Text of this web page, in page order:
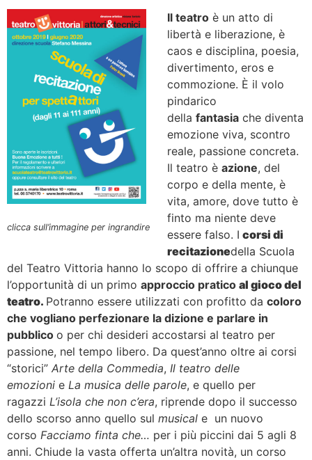
clicca sull’immagine per ingrandire
Il teatro è un atto di
libertà e liberazione, è
caos e disciplina, poesia,
divertimento, eros e
commozione. È il volo
pindarico
della fantasia che diventa
emozione viva, scontro
reale, passione concreta.
Il teatro è azione, del
corpo e della mente, è
vita, amore, dove tutto è
finto ma niente deve
essere falso. I corsi di
recitazionedella Scuola
del Teatro Vittoria hanno lo scopo di offrire a chiunque
l’opportunità di un primo approccio pratico al gioco del
teatro. Potranno essere utilizzati con profitto da coloro
che vogliano perfezionare la dizione e parlare in
pubblico o per chi desideri accostarsi al teatro per
passione, nel tempo libero. Da quest’anno oltre ai corsi
“storici” Arte della Commedia, Il teatro delle
emozioni e La musica delle parole, e quello per
ragazzi L’isola che non c’era, riprende dopo il successo
dello scorso anno quello sul musical e un nuovo
corso Facciamo finta che… per i più piccini dai 5 agli 8
anni. Chiude la vasta offerta un’altra novità, un corso